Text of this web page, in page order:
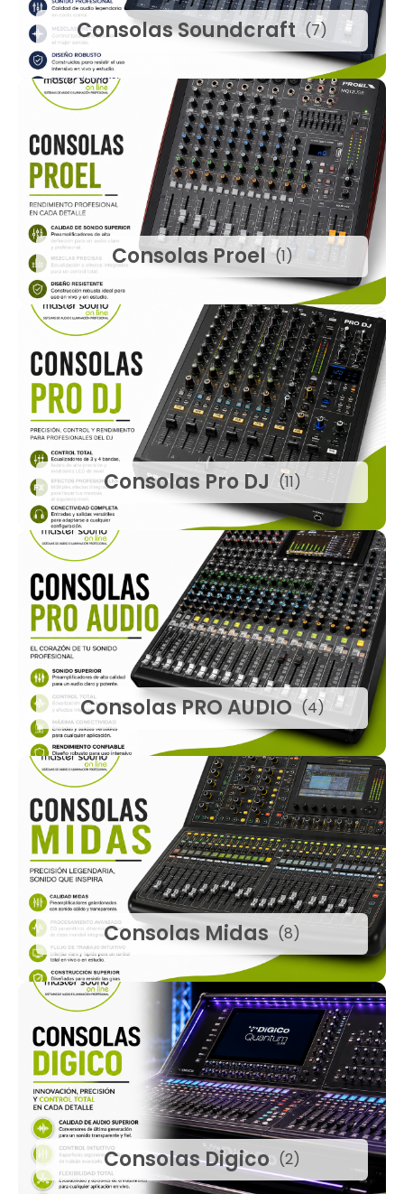
Consolas Soundcraft (7)
Consolas Proel (1)
Consolas Pro DJ (11)
Consolas PRO AUDIO (4)
Consolas Midas (8)
Consolas Digico (2)